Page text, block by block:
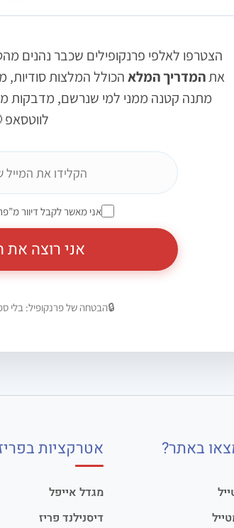
הצטרפו לאלפי פרנקופילים שכבר נהנים
אתהמדריך המלאהכולל המלצות סודיות,
מתנה קטנה ממני למי שנרשם, מדבקות
לווטסאפ
אני מאשר לקבל דיוור
אני רוצה את
🔒הבטחה של פרנקופיל: בלי
באתר? אטרקציות
מגדל אייפל
דיסנילנד פריז